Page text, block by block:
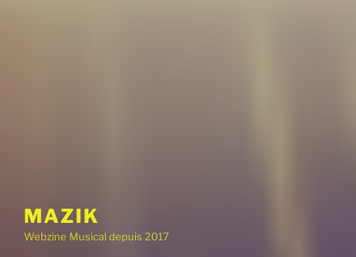
MAZIK
Webzine Musical depuis 2017